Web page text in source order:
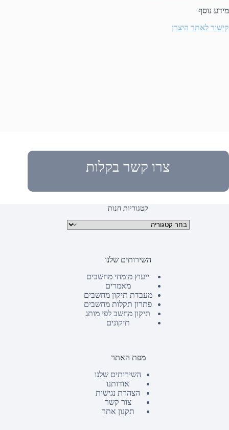
מידע נוסף
קישור לאתר היצרן
צרו קשר בקלות
קטגוריות חנות
קטגוריות מוצרים
השירותים שלנו
ייעוץ מומחי מחשבים
מאמרים
מעבדת תיקון מחשבים
פתרון תקלות מחשבים
תיקון מחשב לפי מותג
תיקונים
מפת האתר
השירותים שלנו
אודותנו
הצהרת נגישות
צור קשר
תקנון אתר